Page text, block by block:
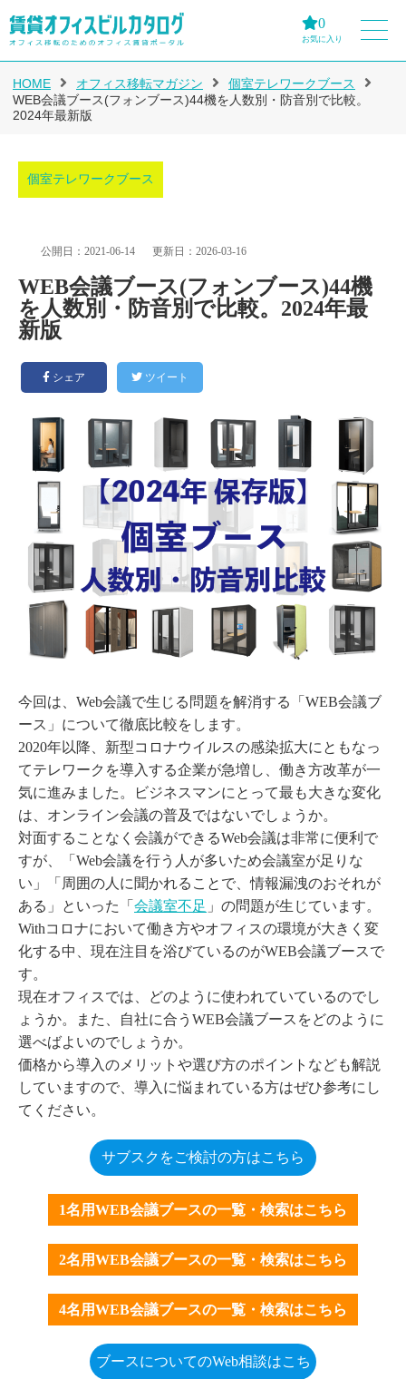
0
お気に入り
HOME オフィス移転マガジン
個室テレワークブース
WEB会議ブース(フォンブース)44機を人数別・防音別で比較。
2024年最新版
個室テレワークブース
公開日：2021-06-14 更新日：2026-03-16
WEB会議ブース(フォンブース)44機
を人数別・防音別で比較。2024年最
新版
シェア ツイート
今回は、Web会議で生じる問題を解消する「WEB会議ブ
ース」について徹底比較をします。
2020年以降、新型コロナウイルスの感染拡大にともなっ
てテレワークを導入する企業が急増し、働き方改革が一
気に進みました。ビジネスマンにとって最も大きな変化
は、オンライン会議の普及ではないでしょうか。
対面することなく会議ができるWeb会議は非常に便利で
すが、「Web会議を行う人が多いため会議室が足りな
い」「周囲の人に聞かれることで、情報漏洩のおそれが
ある」といった「 会議室不足 」の問題が生じています。
Withコロナにおいて働き方やオフィスの環境が大きく変
化する中、現在注目を浴びているのがWEB会議ブースで
す。
現在オフィスでは、どのように使われていているのでし
ょうか。また、自社に合うWEB会議ブースをどのように
選べばよいのでしょうか。
価格から導入のメリットや選び方のポイントなども解説
していますので、導入に悩まれている方はぜひ参考にし
てください。
サブスクをご検討の方はこちら
1名用WEB会議ブースの一覧・検索はこちら
2名用WEB会議ブースの一覧・検索はこちら
4名用WEB会議ブースの一覧・検索はこちら
ブースについてのWeb相談はこち